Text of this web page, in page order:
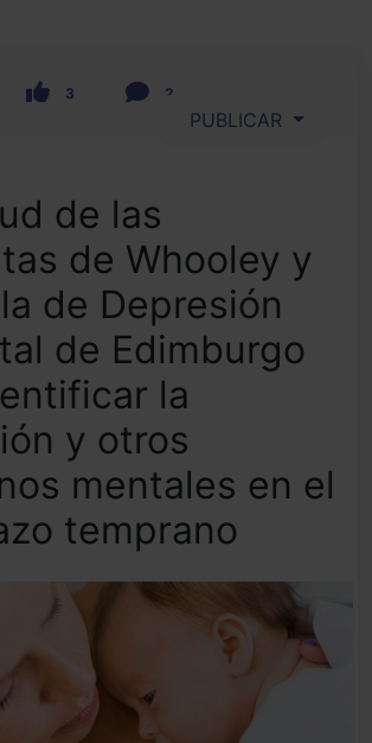
3 2
PUBLICAR
de las
de Whooley y
de Depresión
de Edimburgo
la
y otros
mentales en el
temprano